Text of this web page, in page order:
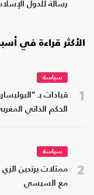
رسالة للدول
الأكثر قراءة في
1
سياسة
قيادات بـ
الحكم الذاتي
2
سياسة
ممثلات يرتدين
مع السيسي